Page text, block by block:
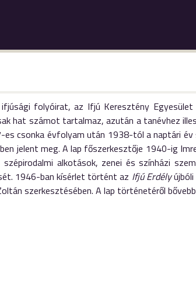
folyóirat, az Ifjú Keresztény
hat számot tartalmaz, azután a tanévhez
es csonka évfolyam után 1938-tól a naptári
jelent meg. A lap főszerkesztője 1940-ig
alkotások, zenei és színházi
1946-ban kísérlet történt az Ifjú Erdélyújbóli
szerkesztésében. A lap történetéről